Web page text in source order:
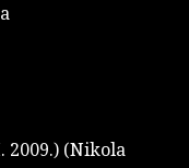
2009.) (Nikola